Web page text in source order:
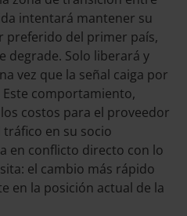
intentará mantener su
preferido del primer país,
degrade. Solo liberará y
vez que la señal caiga por
comportamiento,
costos para el proveedor
tráfico en su socio
en conflicto directo con lo
el cambio más rápido
en la posición actual de la